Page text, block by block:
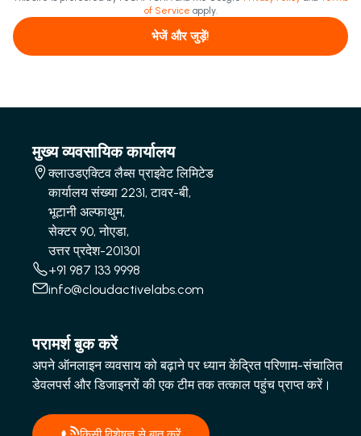
of Service apply.
भेजें और जुड़ें!
मुख्य व्यवसायिक कार्यालय
क्लाउडएक्टिव लैब्स प्राइवेट लिमिटेड
कार्यालय संख्या 2231, टावर-बी,
भूटानी अल्फाथुम,
सेक्टर 90, नोएडा,
उत्तर प्रदेश-201301
+91 987 133 9998
info@cloudactivelabs.com
परामर्श बुक करें
अपने ऑनलाइन व्यवसाय को बढ़ाने पर ध्यान केंद्रित परिणाम-संचालित
डेवलपर्स और डिजाइनरों की एक टीम तक तत्काल पहुंच प्राप्त करें।